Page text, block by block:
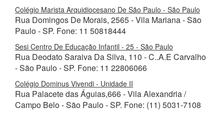
Colégio Marista Arquidiocesano De São Paulo - São Paulo
Rua Domingos De Morais, 2565 - Vila Mariana - São
Paulo - SP. Fone: 11 50818444
Sesi Centro De Educação Infantil - 25 - São Paulo
Rua Deodato Saraiva Da Silva, 110 - C..A.E Carvalho
- São Paulo - SP. Fone: 11 22806066
Colégio Dominus Vivendi - Unidade II
Rua Palacete das Águias,666 - Vila Alexandria /
Campo Belo - São Paulo - SP. Fone: (11) 5031-7108